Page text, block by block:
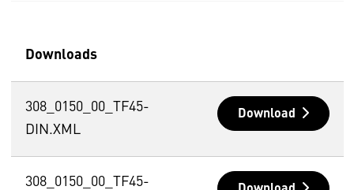
Downloads
308_0150_00_TF45-
DIN.XML
Download
308_0150_00_TF45-